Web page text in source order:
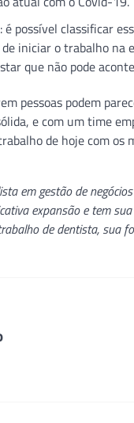
: é possível classificar
iniciar o trabalho na
que não pode
pessoas podem
e com um time
de hoje com
em gestão de
expansão e tem
de dentista, sua